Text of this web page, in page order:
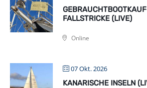
FALLSTRICKE (LIVE)
Online
07 Okt. 2026
KANARISCHE INSELN